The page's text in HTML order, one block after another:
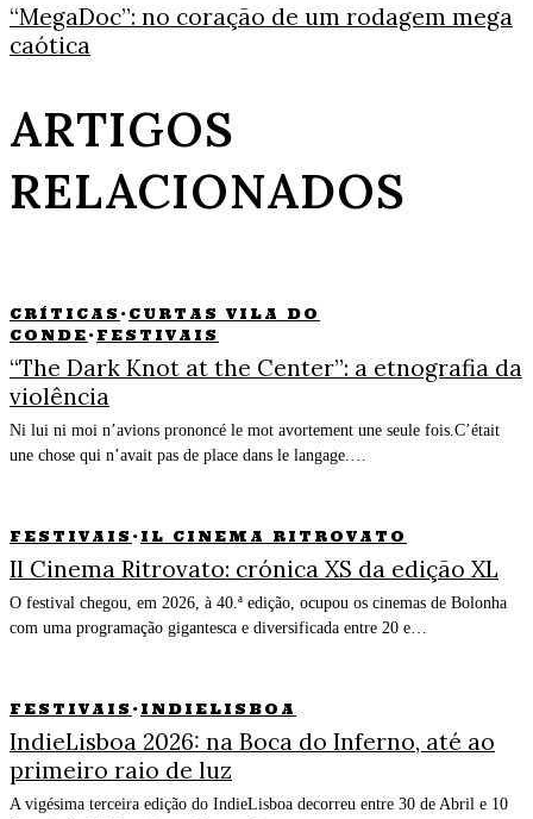
“MegaDoc”: no coração de um rodagem mega
caótica
ARTIGOS
RELACIONADOS
CRÍTICAS · CURTAS VILA DO
CONDE · FESTIVAIS
“The Dark Knot at the Center”: a etnografia da
violência
Ni lui ni moi n’avions prononcé le mot avortement une seule fois.C’était
une chose qui n’avait pas de place dans le langage.…
FESTIVAIS · IL CINEMA RITROVATO
Il Cinema Ritrovato: crónica XS da edição XL
O festival chegou, em 2026, à 40.ª edição, ocupou os cinemas de Bolonha
com uma programação gigantesca e diversificada entre 20 e…
FESTIVAIS · INDIELISBOA
IndieLisboa 2026: na Boca do Inferno, até ao
primeiro raio de luz
A vigésima terceira edição do IndieLisboa decorreu entre 30 de Abril e 10